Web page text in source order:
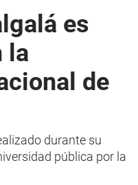
es
la
de
durante su
pública por la